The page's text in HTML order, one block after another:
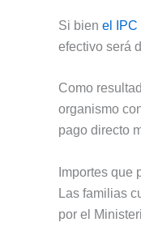
Si bien el IPC
efectivo será
Como
organismo
pago directo
Importes que
Las familias
por el